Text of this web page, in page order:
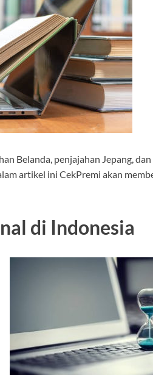
Belanda, penjajahan Jepang,
artikel ini CekPremi akan
di Indonesia